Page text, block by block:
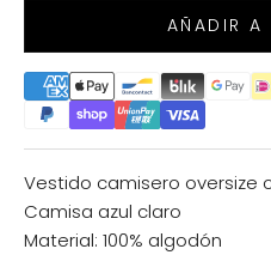
AÑADIR A
Vestido camisero oversize
Camisa azul claro
Material: 100% algodón